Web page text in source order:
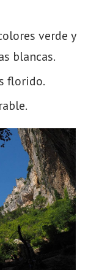
verde y
blancas.
florido.